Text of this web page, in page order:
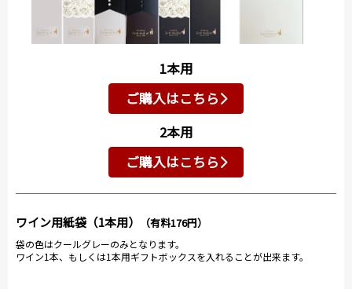
1本用
ご購入はこちら
2本用
ご購入はこちら
ワイン用紙袋（1本用） （有料176円）
袋の色はクールグレーのみとなります。
ワイン1本、もしくは1本用ギフトボックスを入れることが出来ます。